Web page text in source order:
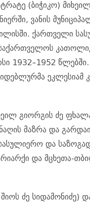
(ბი­ჭი­კო)
ვა­ნის
ქარ­თვე­ლი
1932–1952
ეკ­ლე­სი­ამ
გი­ორ­გის ძე
მაზ­რა და
და
და მცხე­თა-
ძე სი­და­მო­ნი­ძე)